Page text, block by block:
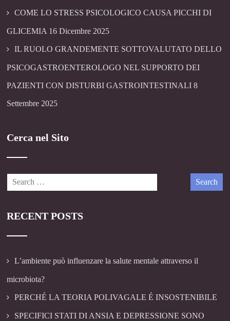
COME LO STRESS PSICOLOGICO CAUSA PICCHI DI
GLICEMIA 16 Dicembre 2025
IL RUOLO GRANDEMENTE SOTTOVALUTATO DELLO
PSICOGASTROENTEROLOGO NEL SUPPORTO DEI
PAZIENTI CON DISTURBI GASTROINTESTINALI 8
Settembre 2025
Cerca nel Sito
RECENT POSTS
L’ambiente può influenzare la salute mentale attraverso il
microbiota?
PERCHÉ LA TEORIA POLIVAGALE É INSOSTENIBILE
SPECIFICI STATI DI ANSIA E DEPRESSIONE SONO